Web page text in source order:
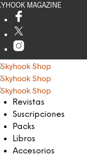
MAGAZINE
Revistas
Suscripciones
Packs
Libros
Accesorios